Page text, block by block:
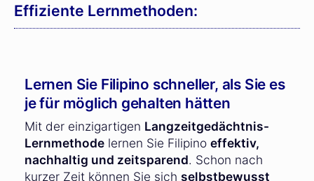
Effiziente Lernmethoden:
Lernen Sie Filipino schneller, als Sie es
je für möglich gehalten hätten
Mit der einzigartigen Langzeitgedächtnis-
Lernmethode lernen Sie Filipino effektiv,
nachhaltig und zeitsparend. Schon nach
kurzer Zeit können Sie sich selbstbewusst